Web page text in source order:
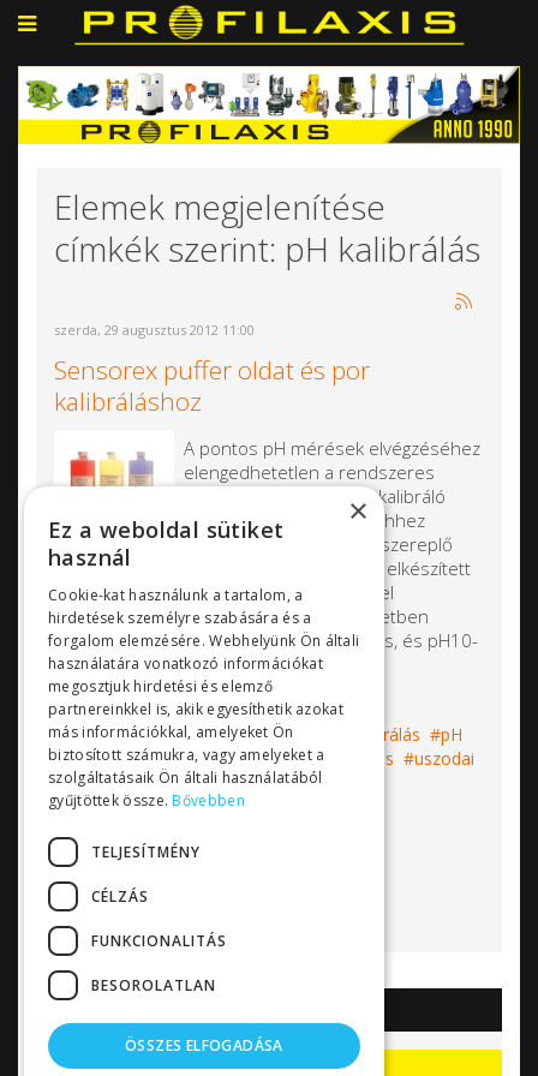
Elemek megjelenítése
címkék szerint: pH kalibrálás
szerda, 29 augusztus 2012 11:00
Sensorex puffer oldat és por
kalibráláshoz
A pontos pH mérések elvégzéséhez
elengedhetetlen a rendszeres
kalibrálás, amelyhez pH kalibráló
oldatokra van szükség. Ehhez
ajánljuk a kínálatunkban szereplő
márkájú előre elkészített
puffer oldatokat, illetve a desztillált vízzel
kikeverhetőpuffer porokat. Mindkét esetben
háromféle típus kapható: pH4-es, pH7-es, és pH10-
es.
Címkék: puffer oldat puffer por kalibrálás
pH
kalibrálás
Sensorex szonda vízkezelés
uszodai
vízkezelés
pH mérés
pH beállítás
vízminőségmérés
Bővebben...
Akciók, kedvezmények
×
Ez a weboldal sütiket
használ
Cookie-kat használunk a tartalom, a
hirdetések személyre szabására és a
forgalom elemzésére. Webhelyünk Ön általi
használatára vonatkozó információkat
megosztjuk hirdetési és elemző
partnereinkkel is, akik egyesíthetik azokat
más információkkal, amelyeket Ön
biztosított számukra, vagy amelyeket a
szolgáltatásaik Ön általi használatából
gyűjtöttek össze. Bővebben
TELJESÍTMÉNY
CÉLZÁS
FUNKCIONALITÁS
BESOROLATLAN
ÖSSZES ELFOGADÁSA